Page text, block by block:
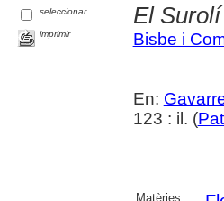
seleccionar
imprimir
El Surolí
Bisbe i
En:
123 : il. (
Matèries: